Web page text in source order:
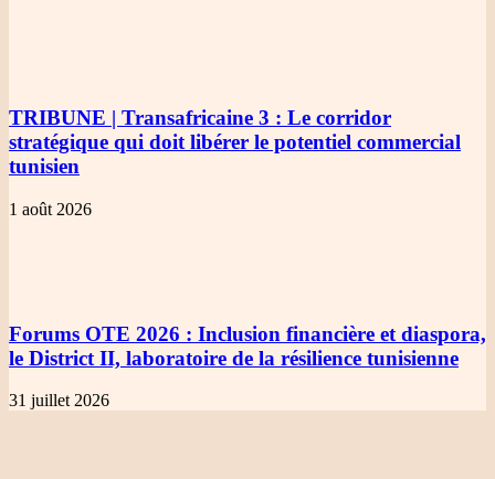
TRIBUNE | Transafricaine 3 : Le corridor
stratégique qui doit libérer le potentiel commercial
tunisien
1 août 2026
Forums OTE 2026 : Inclusion financière et diaspora,
le District II, laboratoire de la résilience tunisienne
31 juillet 2026